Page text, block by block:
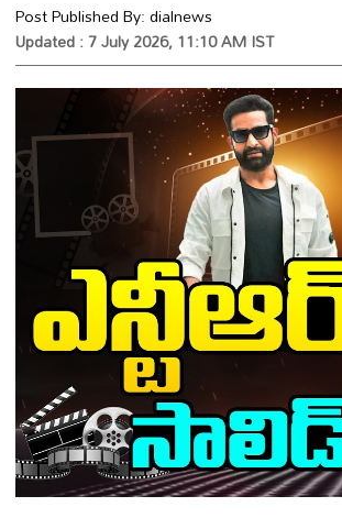
Post Published By:dialnews
Updated : 7 July 2026, 11:10 AM IST